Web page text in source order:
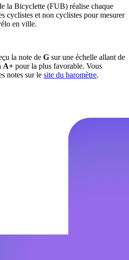
la Bicyclette (FUB) réalise chaque
cyclistes et non cyclistes pour mesurer
en ville.
la note de G sur une échelle allant de
A+ pour la plus favorable. Vous
notes sur le site du baromètre.